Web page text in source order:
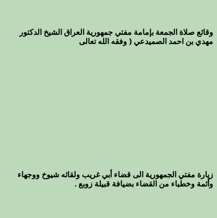
وقائع صلاة الجمعة بإمامة مفتي جمهورية العراق الشيخ الدكتور
مهدي بن احمد الصميدعي ( وفقه الله تعالى
زيارة مفتي الجمهورية الى قضاء أبي غريب ولقائه شيوخ ووجهاء
وأئمة وخطباء من القضاء بضيافة قبيلة زوبع .